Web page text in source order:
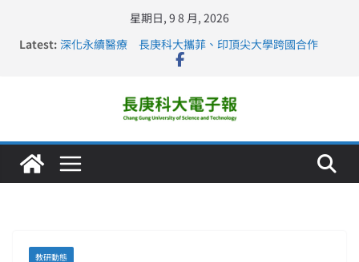
星期日, 9 8 月, 2026
Latest: 深化永續醫療 長庚科大攜菲、印頂尖大學跨國合作
長庚科大訪凱瑟醫療集團、美容學校收穫豐
仁德醫專與長庚科大締結策略聯盟 培育護理尖兵
長庚科大連四年穩居《遠見》醫學大學第5名 辦學實力再
教研動態